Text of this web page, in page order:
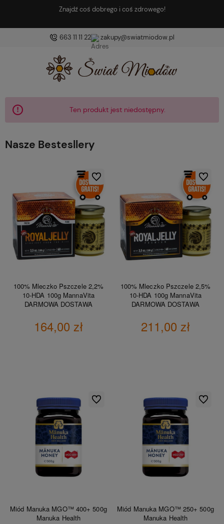
i coś zdrowego!
663 11 11 22 zakupy@swiatmiodow.pl
Ten produkt jest niedostępny.
Nasze Bestesllery
100% Mleczko Pszczele 2,2%
10-HDA 100g MannaVita
DARMOWA DOSTAWA
164,00 zł
Do ulubionych
100% Mleczko Pszczele 2,5%
10-HDA 100g MannaVita
DARMOWA DOSTAWA
211,00 zł
Do
Miód Manuka MGO™ 400+ 500g
Manuka Health
Do ulubionych
Miód Manuka MGO™ 250+ 500g
Manuka Health
Do